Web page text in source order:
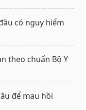
có nguy hiểm
theo chuẩn Bộ Y
để mau hồi